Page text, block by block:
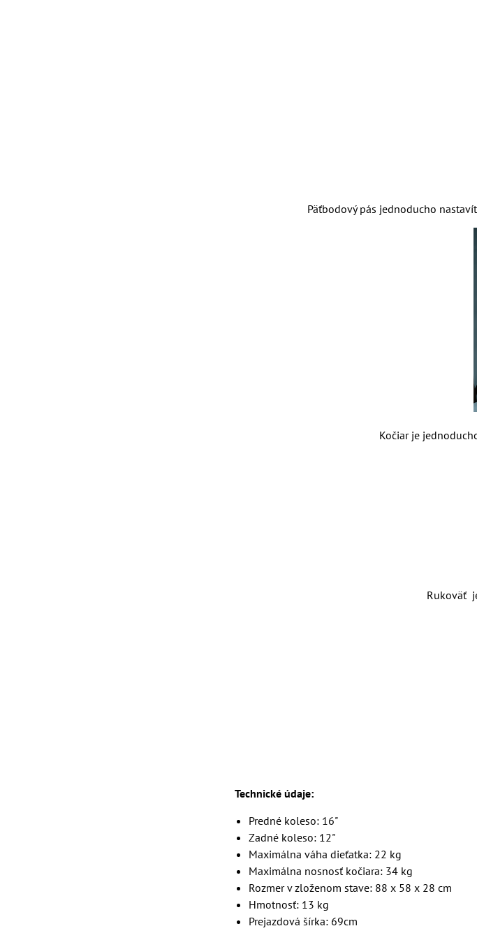
Päťbodový pás jednoducho
Kočiar je
Rukoväť
Technické údaje:
Predné koleso: 16"
Zadné koleso: 12"
Maximálna váha dieťatka: 22 kg
Maximálna nosnosť kočiara: 34 kg
Rozmer v zloženom stave: 88 x 58 x 28 cm
Hmotnosť: 13 kg
Prejazdová šírka: 69cm